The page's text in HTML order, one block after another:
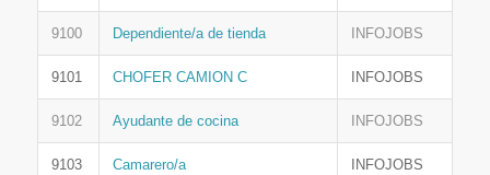
9100 Dependiente/a de tienda INFOJOBS
9101 CHOFER CAMION C INFOJOBS
9102 Ayudante de cocina INFOJOBS
9103 Camarero/a INFOJOBS